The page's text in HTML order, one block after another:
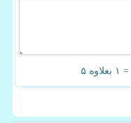
= ۱ بعلاوه ۵